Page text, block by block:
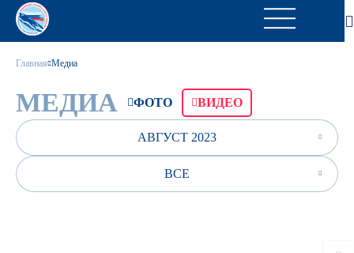
Главная Медиа
МЕДИА ФОТО ВИДЕО
АВГУСТ 2023
ВСЕ